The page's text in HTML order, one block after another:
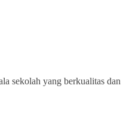
sekolah yang berkualitas dan